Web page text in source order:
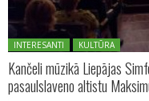
Posted in:
INTERESANTI KULTŪRA
Kančeli mūzikā Liepājas
pasaulslaveno altistu